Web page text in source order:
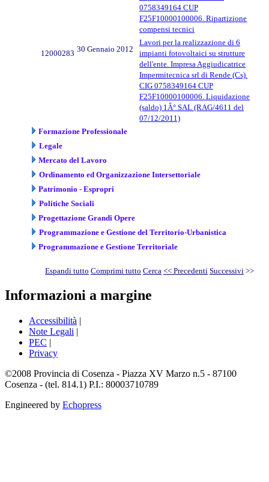
0758349164 CUP
F25F10000100006. Ripartizione
compensi tecnici
12000283 30 Gennaio 2012
Lavori per la realizzazione di 6
impianti fotovoltaici su strutture
dell'ente. Impresa Aggiudicatrice
Impermitecnica srl di Rende (Cs).
CIG 0758349164 CUP
F25F10000100006. Liquidazione
(saldo) 1Â° SAL (RAG/4611 del
07/12/2011)
Formazione Professionale
Legale
Mercato del Lavoro
Ordinamento ed Organizzazione Intersettoriale
Patrimonio - Espropri
Politiche Sociali
Progettazione Grandi Opere
Programmazione e Gestione del Territorio-Urbanistica
Programmazione e Gestione Territoriale
Espandi tutto Comprimi tutto Cerca << Precedenti Successivi >>
Informazioni a margine
Accessibilità |
Note Legali |
PEC |
Privacy
©2008 Provincia di Cosenza - Piazza XV Marzo n.5 - 87100
Cosenza - (tel. 814.1) P.I.: 80003710789
Engineered by Echopress